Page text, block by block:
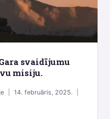
svaidījumu
misiju.
14. februāris, 2025.